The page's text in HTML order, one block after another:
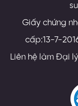
Giấy chứng
cấp:13-7-
Liên hệ làm Đại